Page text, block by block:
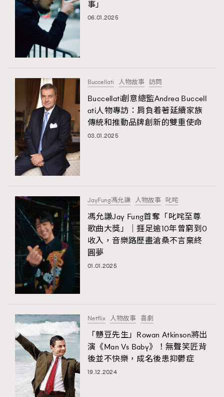
HommeStyle
VAxChowSangSang
WatchesWonder&Beyond
WatchesWonder&Beyond 1
向ChanelN°5致敬 1
大時代小事情
時裝心理學
煲劇日常 334
玩物壯志 1
(nmg.com.hk/privacy) 閱讀本公司的私隱政策聲明。
本人願意接收新傳媒集團的最新消息及其他宣傳資訊，本人同意
新傳媒集團使用本人的個人資料於任何推廣用途。
#FigaroIssue 專訪陳漢娜Hanna與Takuro｜模特
情侶談愛情
事」
06.01.2025
Buccellati 人物故事 訪問
Buccellati創意總監Andrea Buccell
ati人物專訪：肩負着著延續家族
傳統和推動品牌創新的雙重使命
03.01.2025
JayFung馮允謙 人物故事 叱咤
馮允謙Jay Fung首奪「叱咤至尊
歌曲大獎」｜捱足逾10年曾窮到0
收入，音樂路歷盡滄桑不言棄終
圓夢
01.01.2025
Netflix 人物故事 喜劇
「戇豆先生」Rowan Atkinson將出
演《Man Vs Baby》！無聲笑匠背
後並不快樂，成名後患抑鬱症
19.12.2024